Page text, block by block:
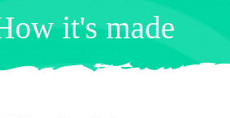
it's made